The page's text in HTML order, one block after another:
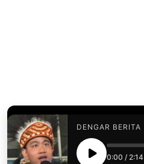
DENGAR BERITA
0:00 / 2:14